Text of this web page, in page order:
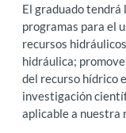
El graduado
programas para el
recursos
hidráulica;
del recurso hídrico
investigación
aplicable a nuestra